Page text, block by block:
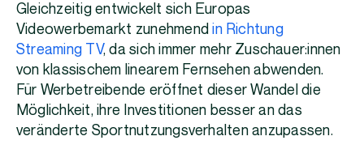
Gleichzeitig entwickelt sich Europas
Videowerbemarkt zunehmendin Richtung
Streaming TV, da sich immer mehr Zuschauer:innen
von klassischem linearem Fernsehen abwenden.
Für Werbetreibende eröffnet dieser Wandel die
Möglichkeit, ihre Investitionen besser an das
veränderte Sportnutzungsverhalten anzupassen.